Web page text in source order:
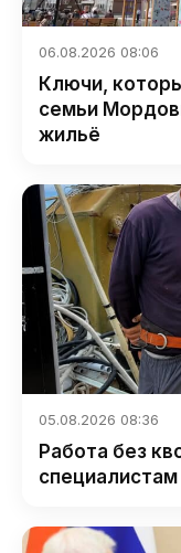
06.08.2026 08:06
Ключи,
семьи
жильё
05.08.2026 08:36
Работа без